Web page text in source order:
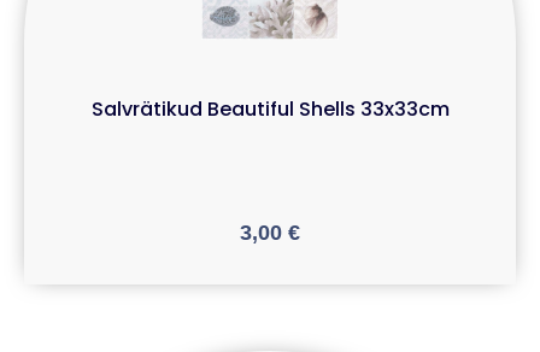
Salvrätikud Beautiful Shells 33x33cm
3,00 €